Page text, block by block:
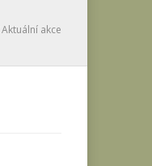
Aktuální akce